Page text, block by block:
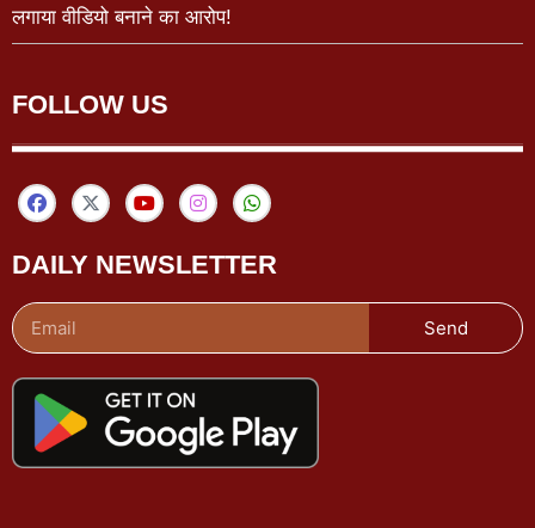
लगाया वीडियो बनाने का आरोप!
FOLLOW US
DAILY NEWSLETTER
Send